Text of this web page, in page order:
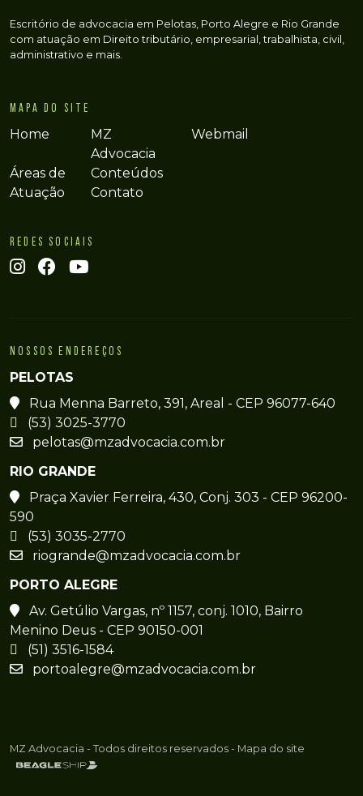
Escritório de advocacia em Pelotas, Porto Alegre e Rio Grande
com atuação em Direito tributário, empresarial, trabalhista, civil,
administrativo e mais.
MAPA DO SITE
Home
MZ
Advocacia
Áreas de
Atuação
Conteúdos
Contato
Webmail
REDES SOCIAIS
NOSSOS ENDEREÇOS
PELOTAS
Rua Menna Barreto, 391, Areal - CEP 96077-640
(53) 3025-3770
pelotas@mzadvocacia.com.br
RIO GRANDE
Praça Xavier Ferreira, 430, Conj. 303 - CEP 96200-
590
(53) 3035-2770
riogrande@mzadvocacia.com.br
PORTO ALEGRE
Av. Getúlio Vargas, nº 1157, conj. 1010, Bairro
Menino Deus - CEP 90150-001
(51) 3516-1584
portoalegre@mzadvocacia.com.br
MZ Advocacia - Todos direitos reservados - Mapa do site